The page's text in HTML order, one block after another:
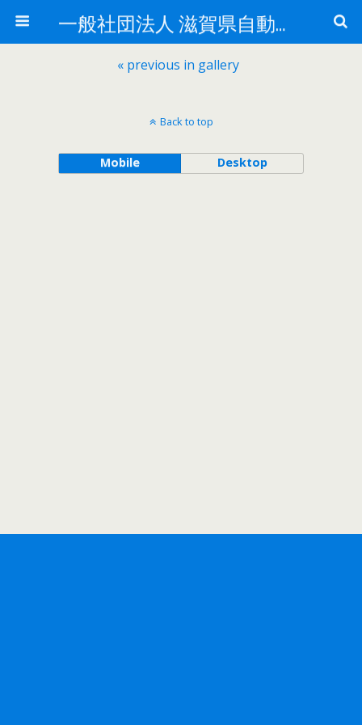
一般社団法人 滋賀県自動車整備振興会
« previous in gallery
Back to top
Mobile Desktop